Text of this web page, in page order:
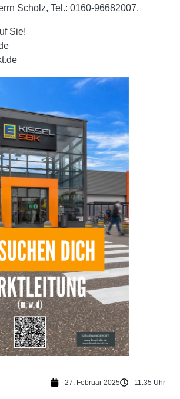
Scholz, Tel.: 0160-96682007.
Sie!
27. Februar 2025 11:35 Uhr